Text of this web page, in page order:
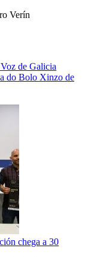
Verín
de Galicia
do Bolo Xinzo de
chega a 30